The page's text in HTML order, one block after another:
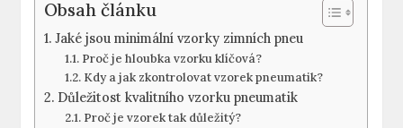
Obsah článku
Jaké jsou minimální vzorky zimních pneu
Proč je hloubka vzorku klíčová?
Kdy a jak zkontrolovat vzorek pneumatik?
Důležitost kvalitního vzorku pneumatik
Proč je vzorek tak důležitý?